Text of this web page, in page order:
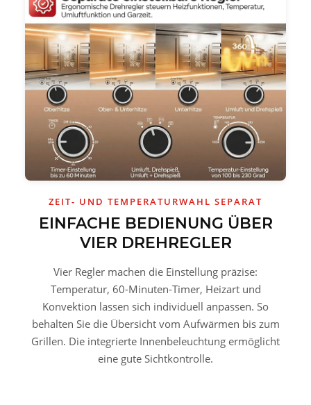
ZEIT- UND TEMPERATURWAHL SEPARAT
EINFACHE BEDIENUNG ÜBER
VIER DREHREGLER
Vier Regler machen die Einstellung präzise:
Temperatur, 60-Minuten-Timer, Heizart und
Konvektion lassen sich individuell anpassen. So
behalten Sie die Übersicht vom Aufwärmen bis zum
Grillen. Die integrierte Innenbeleuchtung ermöglicht
eine gute Sichtkontrolle.